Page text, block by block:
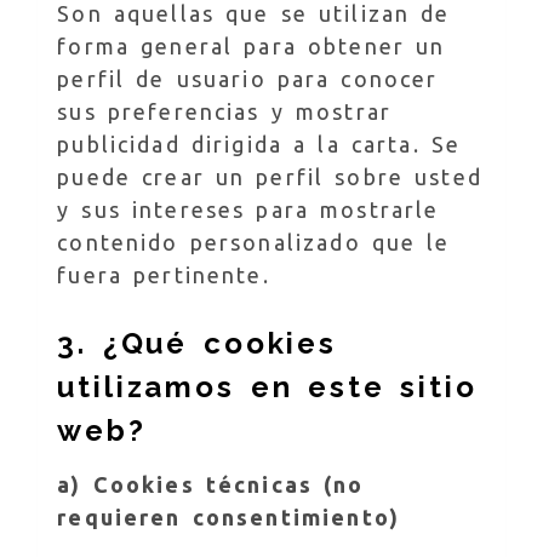
Son aquellas que se utilizan de
forma general para obtener un
perfil de usuario para conocer
sus preferencias y mostrar
publicidad dirigida a la carta. Se
puede crear un perfil sobre usted
y sus intereses para mostrarle
contenido personalizado que le
fuera pertinente.
3. ¿Qué cookies
utilizamos en este sitio
web?
a) Cookies técnicas (no
requieren consentimiento)